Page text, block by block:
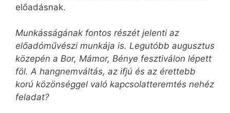
előadásnak.
Munkásságának fontos részét jelenti az
előadóművészi munkája is. Legutóbb augusztus
közepén a Bor, Mámor, Bénye fesztiválon lépett
föl. A hangnemváltás, az ifjú és az érettebb
korú közönséggel való kapcsolatteremtés nehéz
feladat?